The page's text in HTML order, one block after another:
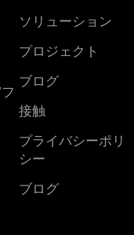
ソリューション
プロジェクト
ブログ
接触
プライバシーポリ
シー
ブログ